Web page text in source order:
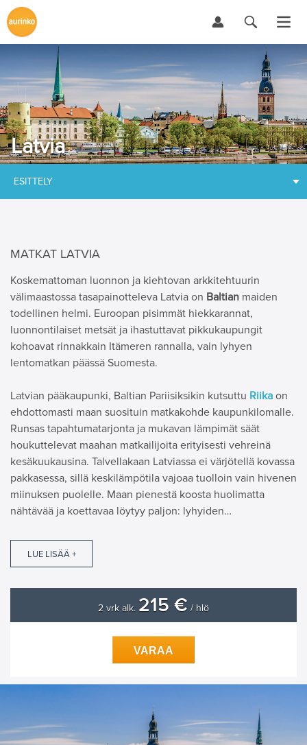
Latvia
ESITTELY
MATKAT LATVIA
Koskemattoman luonnon ja kiehtovan arkkitehtuurin
välimaastossa tasapainotteleva Latvia on Baltian maiden
todellinen helmi. Euroopan pisimmät hiekkarannat,
luonnontilaiset metsät ja ihastuttavat pikkukaupungit
kohoavat rinnakkain Itämeren rannalla, vain lyhyen
lentomatkan päässä Suomesta.
Latvian pääkaupunki, Baltian Pariisiksikin kutsuttu Riika on
ehdottomasti maan suosituin matkakohde kaupunkilomalle.
Runsas tapahtumatarjonta ja mukavan lämpimät säät
houkuttelevat maahan matkailijoita erityisesti vehreinä
kesäkuukausina. Talvellakaan Latviassa ei värjötellä kovassa
pakkasessa, sillä keskilämpötila vajoaa tuolloin vain hivenen
miinuksen puolelle. Maan pienestä koosta huolimatta
nähtävää ja koettavaa löytyy paljon: lyhyiden…
LUE LISÄÄ +
2 vrk alk. 215 € / hlö
VARAA